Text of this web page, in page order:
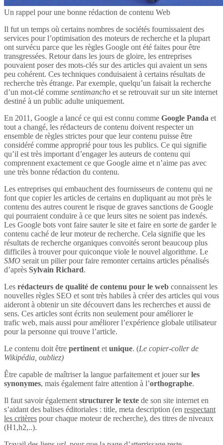
Un rappel pour une bonne rédaction de contenu Web
Il fut un temps où certains nombres de sociétés fournissaient des
services pour l’optimisation des moteurs de recherche et la plupart
ont survécu parce que les règles Google ont été faites pour être
transgressées. Retour dans les jours de gloire, les entreprises
pouvaient poser des mots-clés sur des articles qui avaient un sens
peu cohérent. Ces techniques conduisaient à certains résultats de
recherche très étrange. Par exemple, quelqu’un faisait la recherche
d’un mot-clé comme sentimancho et se retrouvait sur un site internet
destiné à un public adulte uniquement.
En 2011, Google a lancé ce qui est connu comme Google Panda et
tout a changé, les rédacteurs de contenu doivent respecter un
ensemble de règles strictes pour que leur contenu puisse être
considéré comme approprié pour tous les publics. Ce qui signifie
qu’il est très important d’engager les auteurs de contenu qui
comprennent exactement ce que Google aime et n’aime pas avec
une très bonne rédaction du contenu.
Les entreprises qui embauchent des fournisseurs de contenu qui ne
font que copier les articles de certains en dupliquant au mot près le
contenu des autres courent le risque de graves sanctions de Google
qui pourraient conduire à ce que leurs sites ne soient pas indexés.
Les Google bots vont faire sauter le site et faire en sorte de garder le
contenu caché de leur moteur de recherche. Cela signifie que les
résultats de recherche organiques convoités seront beaucoup plus
difficiles à trouver pour quiconque viole le nouvel algorithme. Le
SMO serait un pilier pour faire remonter certains articles pénalisés
d’après Sylvain Richard.
Les rédacteurs de qualité de contenu pour le web connaissent les
nouvelles règles SEO et sont très habiles à créer des articles qui vous
aideront à obtenir un site découvert dans les recherches et aussi de
sens. Ces articles sont écrits non seulement pour améliorer le
trafic web, mais aussi pour améliorer l’expérience globale utilisateur
pour la personne qui trouve l’article.
Le contenu doit être pertinent et unique. (Le copier-coller de
Wikipédia, oubliez)
Être capable de maîtriser la langue parfaitement et jouer surles
synonymes, mais également faire attention à l’orthographe.
Il faut savoir également structurer le texte de son site internet en
s’aidant des balises éditoriales : title, meta description (en respectant
les critères pour chaque moteur de recherche), des titres de niveaux
(H1,h2,..).